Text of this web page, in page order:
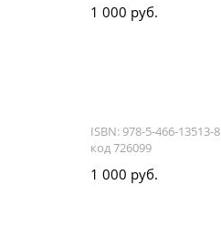
1 000 руб.
ISBN: 978-5-466-13513-8
код 726099
1 000 руб.